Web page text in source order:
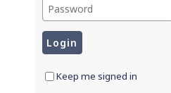
Keep me signed in